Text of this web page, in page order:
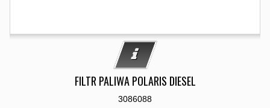
FILTR PALIWA POLARIS DIESEL
3086088